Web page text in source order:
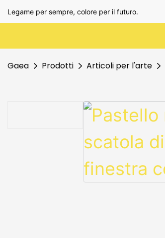
Legame per sempre, colore per il futuro.
Gaea Prodotti Articoli per l'arte